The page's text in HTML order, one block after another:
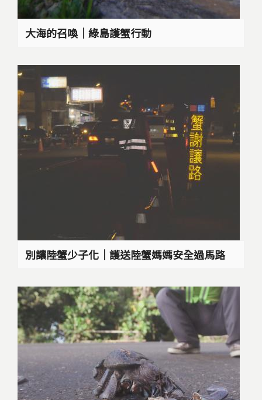
大海的召喚｜綠島護蟹行動
別讓陸蟹少子化｜護送陸蟹媽媽安全過馬路